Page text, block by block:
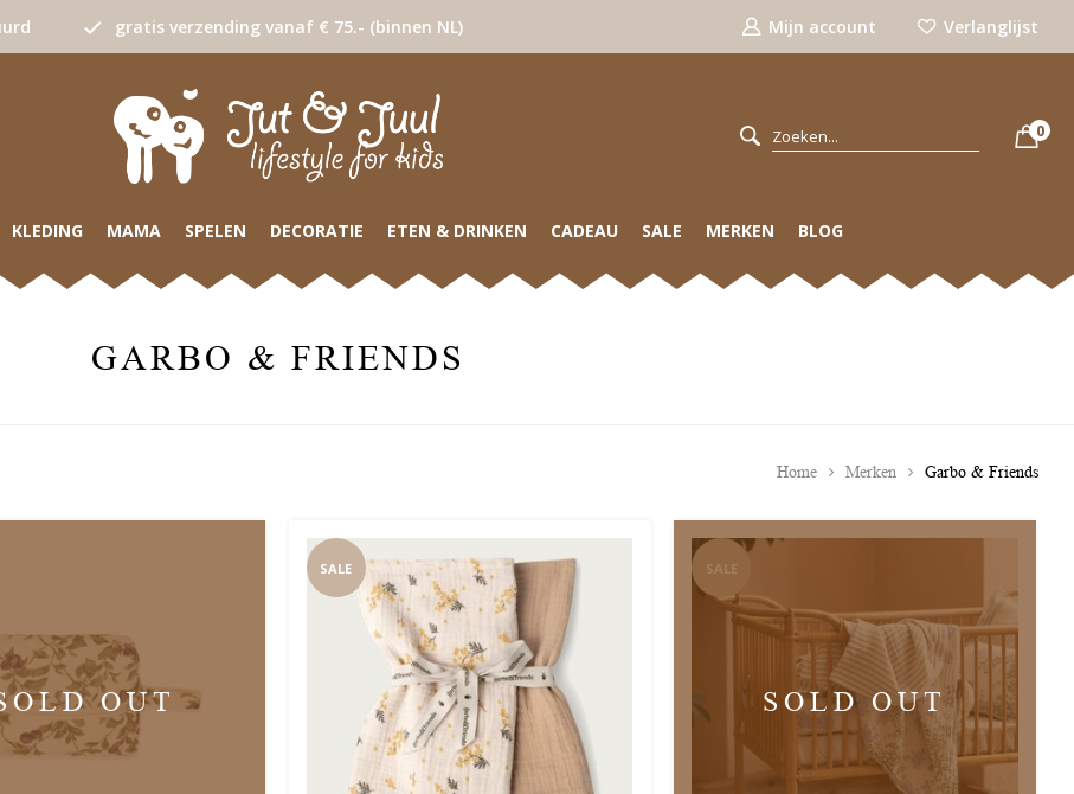
gratis verzending vanaf € 75.- (binnen NL) Mijn account Verlanglijst
0
KLEDING MAMA SPELEN DECORATIE ETEN & DRINKEN CADEAU SALE MERKEN BLOG
GARBO & FRIENDS
Home Merken Garbo & Friends
OUT
SALE SALE
SOLD OUT